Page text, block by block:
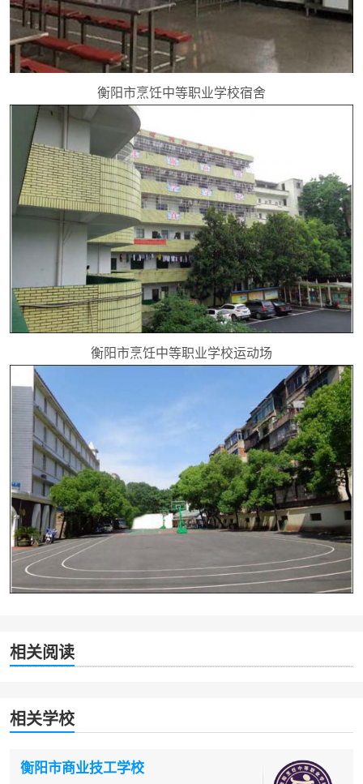
衡阳市烹饪中等职业学校宿舍
衡阳市烹饪中等职业学校运动场
相关阅读
相关学校
衡阳市商业技工学校